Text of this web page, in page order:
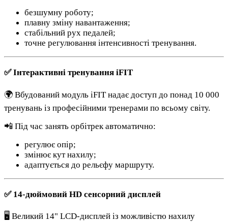
безшумну роботу;
плавну зміну навантаження;
стабільний рух педалей;
точне регулювання інтенсивності тренування.
✅ Інтерактивні тренування iFIT
🌍 Вбудований модуль iFIT надає доступ до понад 10 000
тренувань із професійними тренерами по всьому світу.
📲 Під час занять орбітрек автоматично:
регулює опір;
змінює кут нахилу;
адаптується до рельєфу маршруту.
✅ 14-дюймовий HD сенсорний дисплей
🖥 Великий 14" LCD-дисплей із можливістю нахилу